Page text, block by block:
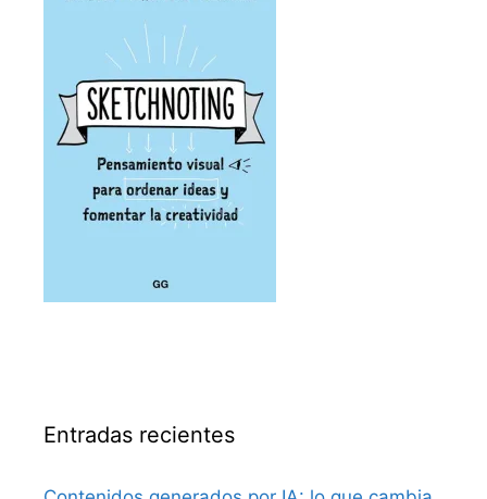
Entradas recientes